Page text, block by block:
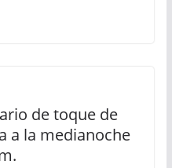
de toque de
a la medianoche